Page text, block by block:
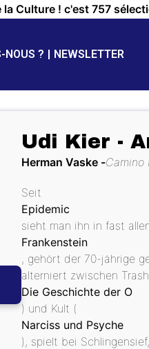
la Culture ! c'est 757
NOUS ? NEWSLETTER
Udi Kier -
Herman Vaske Camino
Seit
Epidemic
sieht man ihn in fast
Frankenstein
, gehört der 70-jährige
alterniert zwischen
Die Geschichte der O
) und Kult (
Narciss und Psyche
), spielt bei